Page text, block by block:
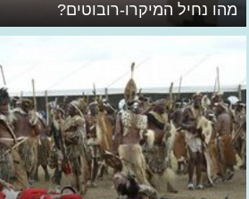
מהו נחיל המיקרו-רובוטים?